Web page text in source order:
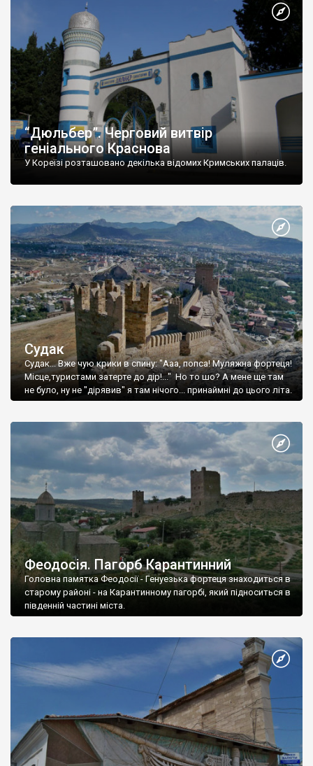
“Дюльбер”. Черговий витвір
геніального Краснова
У Кореїзі розташовано декілька відомих Кримських палаців.
Судак
Судак... Вже чую крики в спину: "Ааа, попса! Муляжна фортеця!
Місце,туристами затерте до дір!..." Но то шо? А мене ще там
не було, ну не "дірявив" я там нічого... принаймні до цього літа.
Феодосія. Пагорб Карантинний
Головна памятка Феодосії - Генуезька фортеця знаходиться в
старому районі - на Карантинному пагорбі, який підноситься в
південній частині міста.